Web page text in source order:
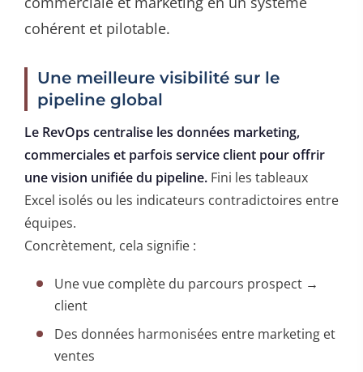
cohérent et pilotable.
Une meilleure visibilité sur le
pipeline global
Le RevOps centralise les données marketing,
commerciales et parfois service client pour offrir
une vision unifiée du pipeline. Fini les tableaux
Excel isolés ou les indicateurs contradictoires entre
équipes.
Concrètement, cela signifie :
Une vue complète du parcours prospect →
client
Des données harmonisées entre marketing et
ventes